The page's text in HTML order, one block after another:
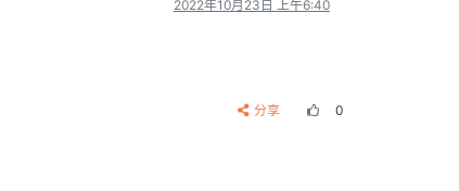
2022年10月23日 上午6:40
分享 0